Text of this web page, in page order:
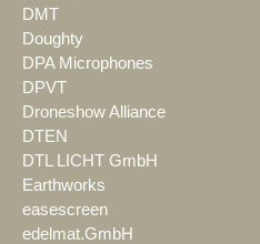
DMT
Doughty
DPA Microphones
DPVT
Droneshow Alliance
DTEN
DTL LICHT GmbH
Earthworks
easescreen
edelmat.GmbH